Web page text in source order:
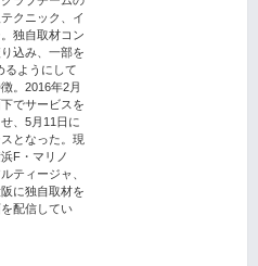
クニック、イ
独自取材コン
込み、一部を
るようにして
。2016年2月
でサービスを
、5月11日に
となった。現
F・マリノ
ティージャ、
に独自取材を
配信してい